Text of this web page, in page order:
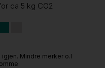
ca 5 kg CO2
Mindre merker o.l